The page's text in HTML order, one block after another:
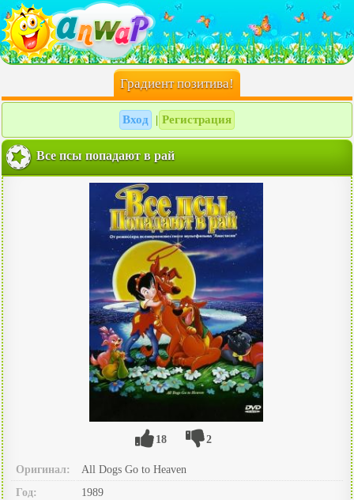
Градиент позитива!
Вход Регистрация
Все псы попадают в рай
18 2
Оригинал:
All Dogs Go to Heaven
Год:
1989